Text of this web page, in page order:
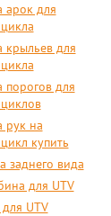
арок для
крыльев для
порогов для
рук на
купить
заднего вида
для UTV
UTV